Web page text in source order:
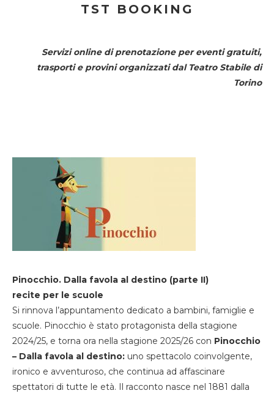
TST BOOKING
Servizi online di prenotazione per eventi gratuiti,
trasporti e provini organizzati dal Teatro Stabile di
Torino
Pinocchio. Dalla favola al destino (parte II)
recite per le scuole
Si rinnova l’appuntamento dedicato a bambini, famiglie e
scuole. Pinocchio è stato protagonista della stagione
2024/25, e torna ora nella stagione 2025/26 con Pinocchio
– Dalla favola al destino: uno spettacolo coinvolgente,
ironico e avventuroso, che continua ad affascinare
spettatori di tutte le età. Il racconto nasce nel 1881 dalla